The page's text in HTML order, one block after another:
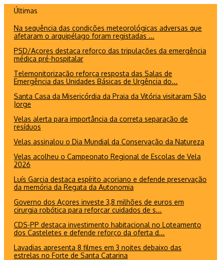
conteúdo
Últimas
Na sequência das condições meteorológicas adversas que
afetaram o arquipélago foram registadas ...
PSD/Açores destaca reforço das tripulações da emergência
médica pré-hospitalar
Telemonitorização reforça resposta das Salas de
Emergência das Unidades Básicas de Urgência do...
Santa Casa da Misericórdia da Praia da Vitória visitaram São
Jorge
Velas alerta para importância da correta separação de
resíduos
Velas assinalou o Dia Mundial da Conservação da Natureza
Velas acolheu o Campeonato Regional de Escolas de Vela
2026
Luís Garcia destaca espírito açoriano e defende preservação
da memória da Regata da Autonomia
Governo dos Açores investe 3,8 milhões de euros em
cirurgia robótica para reforçar cuidados de s...
CDS-PP destaca investimento habitacional no Loteamento
dos Casteletes e defende reforço da oferta d...
Lavadias apresenta 8 filmes em 3 noites debaixo das
estrelas no Forte de Santa Catarina